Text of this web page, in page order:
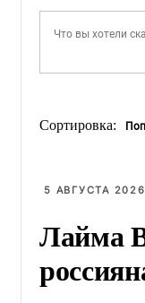
Сортировка:
5 АВГУСТА
Лайма